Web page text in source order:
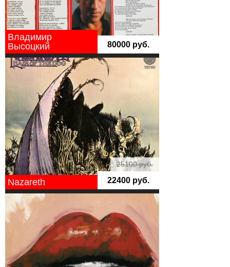
Владимир
Высоцкий
80000 руб.
25100 руб.
Nazareth 22400 руб.